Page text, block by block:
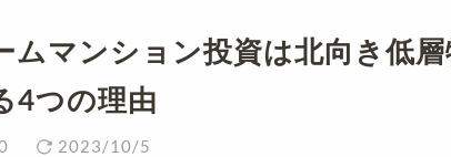
ムマンション投資は北向き低
4つの理由
2023/10/5